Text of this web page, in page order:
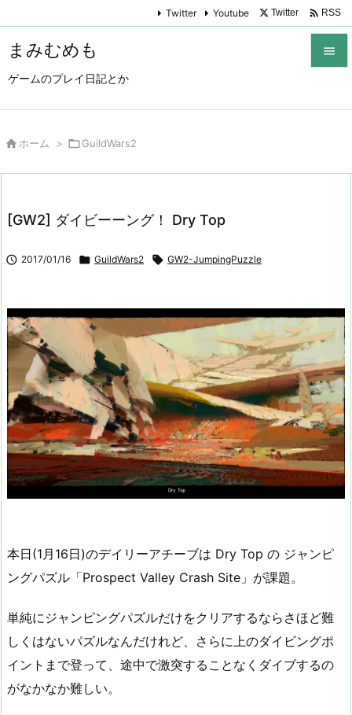
まみむめも
ゲームのプレイ日記とか

Twitter Youtube Twitter  RSS
 ホーム > GuildWars2
[GW2] ダイビーーング！ Dry Top
 2017/01/16  GuildWars2  GW2-JumpingPuzzle
本日(1月16日)のデイリーアチーブは Dry Top の ジャンピ
ングパズル「Prospect Valley Crash Site」が課題。
単純にジャンピングパズルだけをクリアするならさほど難
しくはないパズルなんだけれど、さらに上のダイビングポ
イントまで登って、途中で激突することなくダイブするの
がなかなか難しい。